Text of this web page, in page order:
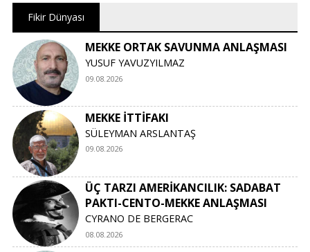
Fikir Dünyası
MEKKE ORTAK SAVUNMA ANLAŞMASI
YUSUF YAVUZYILMAZ
09.08.2026
MEKKE İTTİFAKI
SÜLEYMAN ARSLANTAŞ
09.08.2026
ÜÇ TARZI AMERİKANCILIK: SADABAT
PAKTI-CENTO-MEKKE ANLAŞMASI
CYRANO DE BERGERAC
08.08.2026